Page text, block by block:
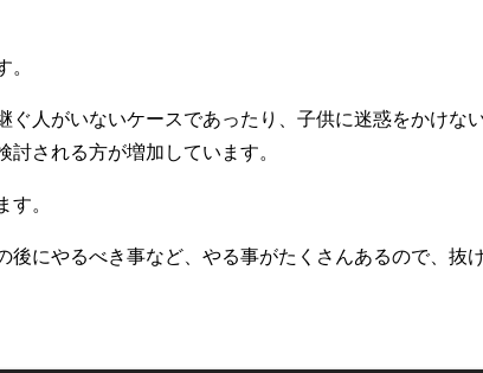
。
ぐ人がいないケースであったり、子供に迷惑をかけな
される方が増加しています。
す。
後にやるべき事など、やる事がたくさんあるので、抜